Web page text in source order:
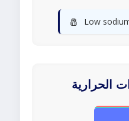
🧂 Low
الحرارية